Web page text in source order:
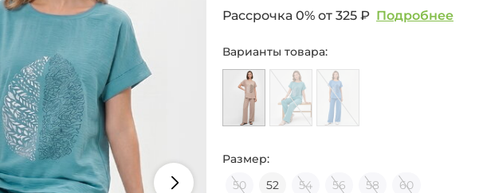
Рассрочка 0% от 325 ₽ Подробнее
Варианты товара:
Размер:
50
52 54 56 58 60